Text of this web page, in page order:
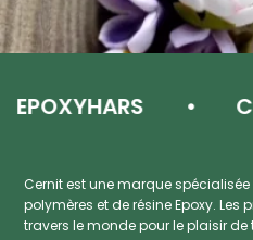
Cernit est une marque
polymères et de résine Epoxy.
travers le monde pour le plaisir